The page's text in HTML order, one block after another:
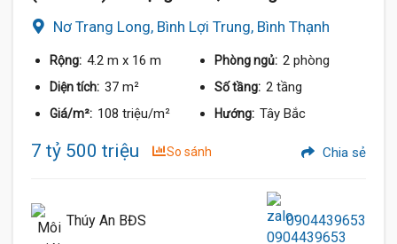
Nơ Trang Long, Bình Lợi Trung, Bình Thạnh
Rộng: 4.2 m x 16 m Phòng ngủ: 2 phòng
Diện tích: 37 m² Số tầng: 2 tầng
Giá/m²: 108 triệu/m² Hướng: Tây Bắc
7 tỷ 500 triệu So sánh Chia sẻ
Thúy An BĐS 0904439653